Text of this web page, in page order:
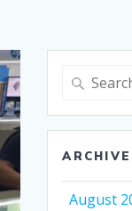
Search
August